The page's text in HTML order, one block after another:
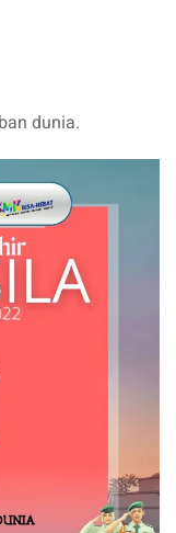
dunia.